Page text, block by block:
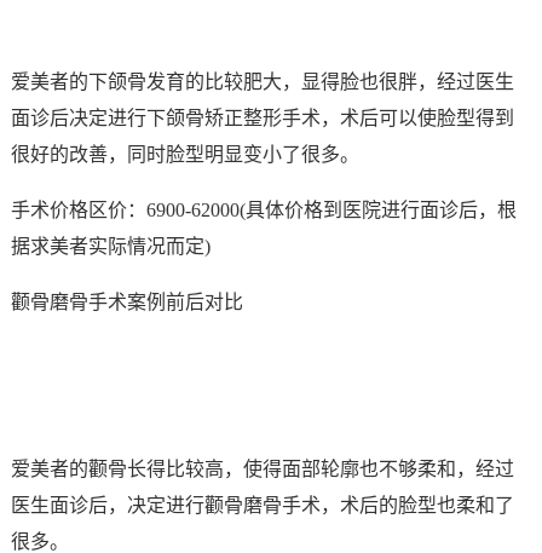
爱美者的下颌骨发育的比较肥大，显得脸也很胖，经过医生
面诊后决定进行下颌骨矫正整形手术，术后可以使脸型得到
很好的改善，同时脸型明显变小了很多。
手术价格区价：6900-62000(具体价格到医院进行面诊后，根
据求美者实际情况而定)
颧骨磨骨手术案例前后对比
爱美者的颧骨长得比较高，使得面部轮廓也不够柔和，经过
医生面诊后，决定进行颧骨磨骨手术，术后的脸型也柔和了
很多。